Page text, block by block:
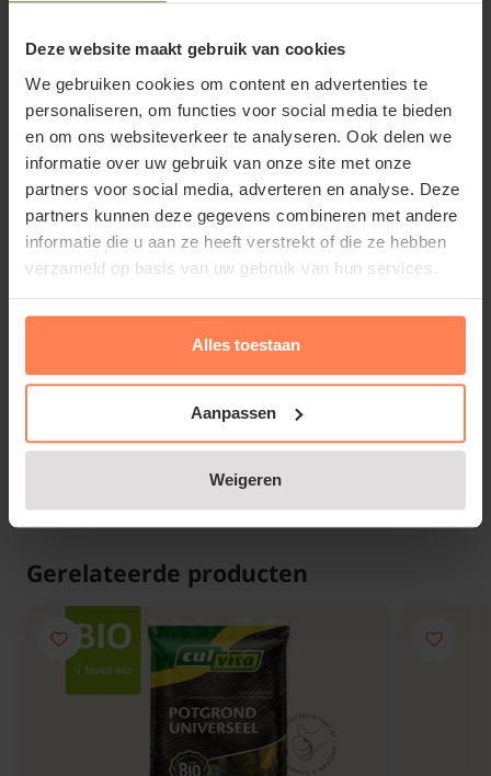
Deze website maakt gebruik van cookies
We gebruiken cookies om content en advertenties te
personaliseren, om functies voor social media te bieden
en om ons websiteverkeer te analyseren. Ook delen we
informatie over uw gebruik van onze site met onze
partners voor social media, adverteren en analyse. Deze
partners kunnen deze gegevens combineren met andere
informatie die u aan ze heeft verstrekt of die ze hebben
verzameld op basis van uw gebruik van hun services.
Alles toestaan
Aanpassen
Weigeren
Dankzij de sterke keramische basis is deze bloempot
vorstbestendig en uitermate geschikt voor
buitengebruik. Ideaal voor balkon of terras, waar de
rijke glazuurlaag direct sfeer toevoegt. Combineer
de Santo bijvoorbeeld met
siergrassen
vaste
planten of een klein fruitboompjevoor een
levendige en stijlvolle uitstraling. De pot is voorzien
van een afwateringsgat voor een goede waterafvoer.
Wilt u de pot binnen gebruiken, dan adviseren wij
een transparante binnenhoes om het water in de
Zorgvuldig bij u thuis bezorgd
zorgvuldig, zodat ze veilig en onbeschadigd bij u
aankomen. Zo bent u verzekerd van een bloempot in
mee, dan leveren wij dit samen met uw pot bij u
thuis. Zo heeft u alles direct in huis en kunt u zonder
gesjouw met zware zakken meteen starten met
aanplanten.
Lees meer
Gerelateerde producten